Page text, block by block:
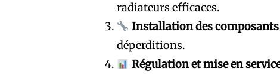
radiateurs efficaces.
Installation des composants
déperditions.
Régulation et mise en